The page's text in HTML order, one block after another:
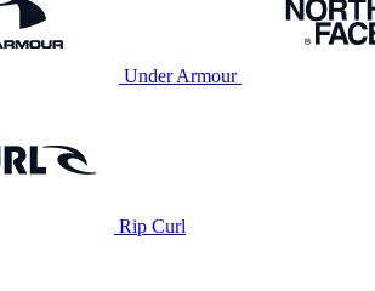
Under Armour
Rip Curl